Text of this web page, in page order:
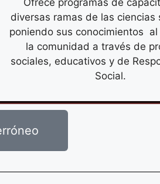
diversas ramas de las ciencias
poniendo sus conocimientos al
la comunidad a través de
sociales, educativos y de
Social.